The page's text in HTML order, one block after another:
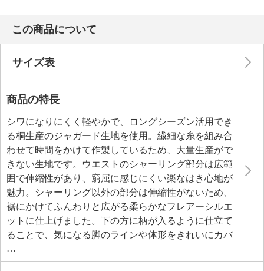
この商品について
サイズ表
商品の特長
シワになりにくく軽やかで、ロングシーズン活用でき
る桐生産のジャガード生地を使用。繊細な糸を組み合
わせて時間をかけて作製しているため、大量生産がで
きない生地です。ウエストのシャーリング部分は広範
囲で伸縮性があり、窮屈に感じにくい楽なはき心地が
魅力。シャーリング以外の部分は伸縮性がないため、
裾にかけてふんわりと広がる柔らかなフレアーシルエ
ットに仕上げました。下の方に柄が入るように仕立て
ることで、気になる脚のラインや体形をきれいにカバ
ーしつつ、お腹周りから全体がすっきりと見えるよう
に考慮。蹴回しをたっぷりと取っているので脚さばき